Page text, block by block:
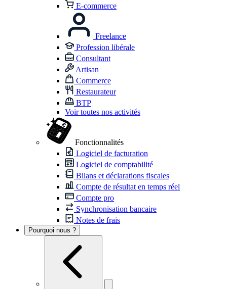
E-commerce
Freelance
Profession libérale
Consultant
Artisan
Commerce
Restaurateur
BTP
Voir toutes nos activités
Fonctionnalités
Logiciel de facturation
Logiciel de comptabilité
Bilans et déclarations fiscales
Compte de résultat en temps réel
Compte pro
Synchronisation bancaire
Notes de frais
Pourquoi nous ?